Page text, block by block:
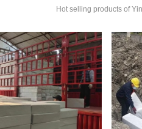
Hot selling products of